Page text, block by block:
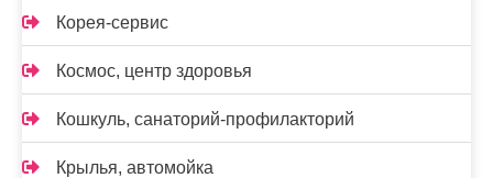
Корея-сервис
Космос, центр здоровья
Кошкуль, санаторий-профилакторий
Крылья, автомойка